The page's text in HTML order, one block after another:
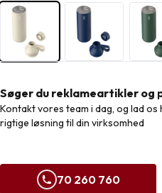
Søger du reklameartikler og
Kontakt vores team i dag, og lad
rigtige løsning til din virksomhed
70 260 760